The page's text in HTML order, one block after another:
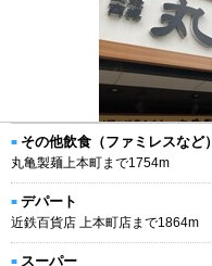
その他飲食（ファミレスなど）
丸亀製麺上本町まで1754m
デパート
近鉄百貨店 上本町店まで1864m
スーパー